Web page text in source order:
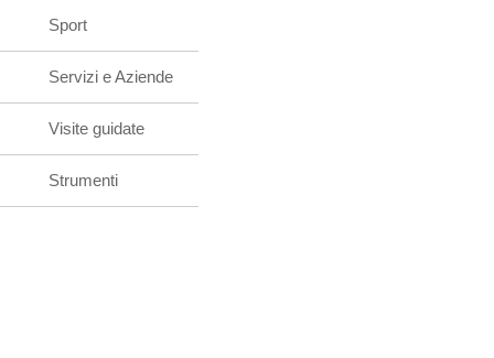
Sport
Servizi e Aziende
Visite guidate
Strumenti